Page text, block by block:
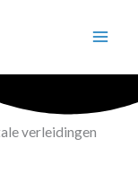
verleidingen